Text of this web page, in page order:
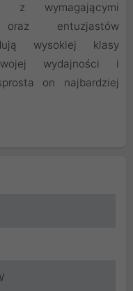
z wymagającymi
entuzjastów
wysokiej klasy
wydajności i
on najbardziej